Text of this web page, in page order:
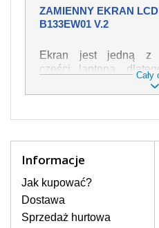
ZAMIENNY EKRAN
B133EW01 V.2
Ekran jest jedną z
części laptopa,
żeby był jak
on do wyświetlania
z nim z jak największą
zaliczyć uszkodzenia
rozbity lub pęknięty
pojawiające się
ekran, migotanie lub
jasność ekranu.
Cały
Informacje
Jak kupować?
Dostawa
Sprzedaż hurtowa